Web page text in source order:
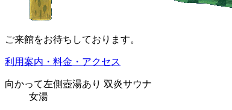
ご来館をお待ちしております。
利用案内・料金・アクセス
向かって左側壺湯あり 双炎サウナ
女湯